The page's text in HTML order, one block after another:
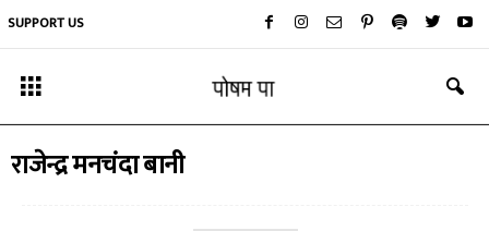
SUPPORT US
राजेन्द्र मनचंदा बानी